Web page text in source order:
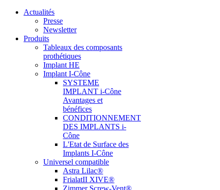
Actualités
Presse
Newsletter
Produits
Tableaux des composants
prothétiques
Implant HE
Implant I-Cône
SYSTEME
IMPLANT i-Cône
Avantages et
bénéfices
CONDITIONNEMENT
DES IMPLANTS i-
Cône
L'Etat de Surface des
Implants I-Cône
Universel compatible
Astra Lilac®
FrialatII XIVE®
Zimmer Screw-Vent®